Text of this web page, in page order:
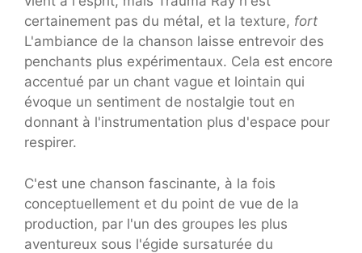
certainement pas du métal, et la texture, fort
L'ambiance de la chanson laisse entrevoir des
penchants plus expérimentaux. Cela est encore
accentué par un chant vague et lointain qui
évoque un sentiment de nostalgie tout en
donnant à l'instrumentation plus d'espace pour
respirer.
C'est une chanson fascinante, à la fois
conceptuellement et du point de vue de la
production, par l'un des groupes les plus
aventureux sous l'égide sursaturée du